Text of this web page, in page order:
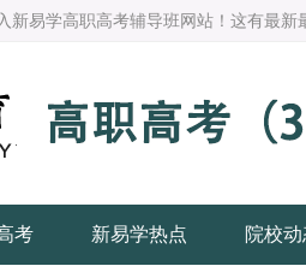
新易学高职高考辅导班网站！这有最
考 新易学热点 院校